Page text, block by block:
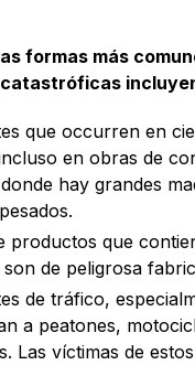
formas más
que occurren en
en obras de
hay grandes
productos que
de peligrosa
de tráfico,
a peatones,
Las víctimas de